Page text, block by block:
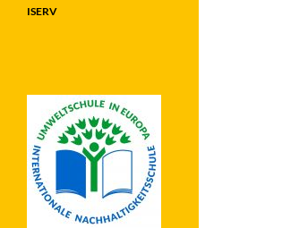
ISERV